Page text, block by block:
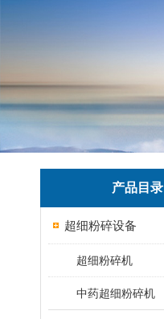
产品目录
超细粉碎设备
超细粉碎机
中药超细粉碎机